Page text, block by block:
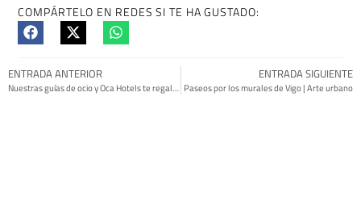
COMPÁRTELO EN REDES SI TE HA GUSTADO:
ENTRADA ANTERIOR
Nuestras guías de ocio y Oca Hotels te regalan un fin de semana de relax
ENTRADA SIGUIENTE
Paseos por los murales de Vigo | Arte urbano